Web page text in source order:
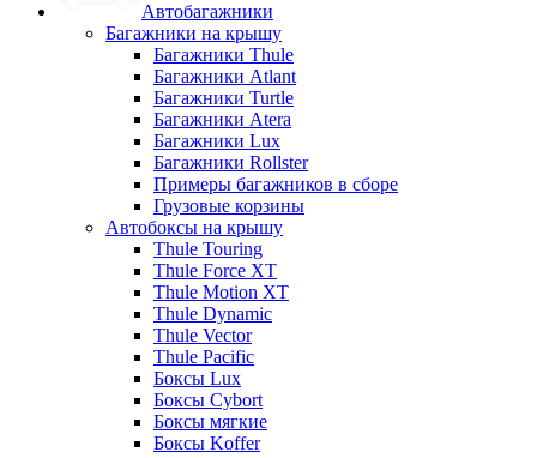
Автобагажники
Багажники на крышу
Багажники Thule
Багажники Atlant
Багажники Turtle
Багажники Atera
Багажники Lux
Багажники Rollster
Примеры багажников в сборе
Грузовые корзины
Автобоксы на крышу
Thule Touring
Thule Force XT
Thule Motion XT
Thule Dynamic
Thule Vector
Thule Pacific
Боксы Lux
Боксы Cybort
Боксы мягкие
Боксы Koffer